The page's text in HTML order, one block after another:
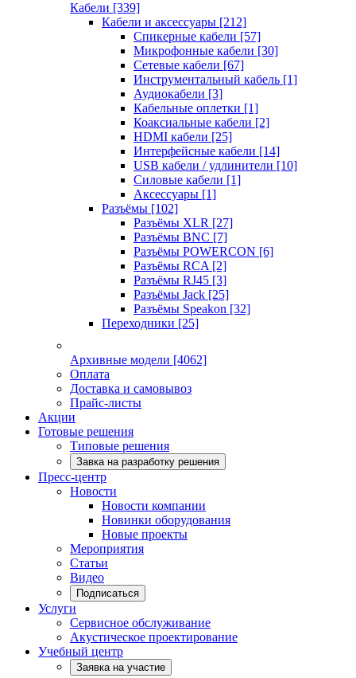
Кабели [339]
Кабели и аксессуары [212]
Спикерные кабели [57]
Микрофонные кабели [30]
Сетевые кабели [67]
Инструментальный кабель [1]
Аудиокабели [3]
Кабельные оплетки [1]
Коаксиальные кабели [2]
HDMI кабели [25]
Интерфейсные кабели [14]
USB кабели / удлинители [10]
Силовые кабели [1]
Аксессуары [1]
Разъёмы [102]
Разъёмы XLR [27]
Разъёмы BNC [7]
Разъёмы POWERCON [6]
Разъёмы RCA [2]
Разъёмы RJ45 [3]
Разъёмы Jack [25]
Разъёмы Speakon [32]
Переходники [25]
Архивные модели [4062]
Оплата
Доставка и самовывоз
Прайс-листы
Акции
Готовые решения
Типовые решения
Завка на разработку решения
Пресс-центр
Новости
Новости компании
Новинки оборудования
Новые проекты
Мероприятия
Статьи
Видео
Подписаться
Услуги
Сервисное обслуживание
Акустическое проектирование
Учебный центр
Заявка на участие